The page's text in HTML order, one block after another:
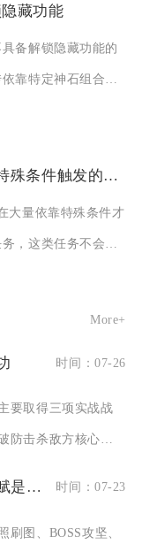
藏功能
备解锁隐藏功能的
靠特定神石组合、
触发的奇遇任务
大量依靠特殊条件才
，这类任务不会在
More+
时间：07-26
要取得三项实战战
防击杀敌方核心、
你认为在鬼泣巅峰之战中但丁的天赋是否应该如何选择 时间：07-23
刷图、BOSS攻坚、